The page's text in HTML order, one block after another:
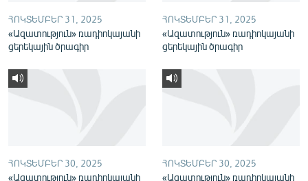
ՀԵՏԵՎԵՔ ՄԵԶ
ՀՈԿՏԵՄԲԵՐ 31, 2025
«Ազատություն» ռադիոկայանի
ցերեկային ծրագիր
ՀՈԿՏԵՄԲԵՐ 31, 2025
«Ազատություն» ռադիոկայանի
ցերեկային ծրագիր
ՀՈԿՏԵՄԲԵՐ 30, 2025
«Ազատություն» ռադիոկայանի
ՀՈԿՏԵՄԲԵՐ 30, 2025
«Ազատություն» ռադիոկայանի